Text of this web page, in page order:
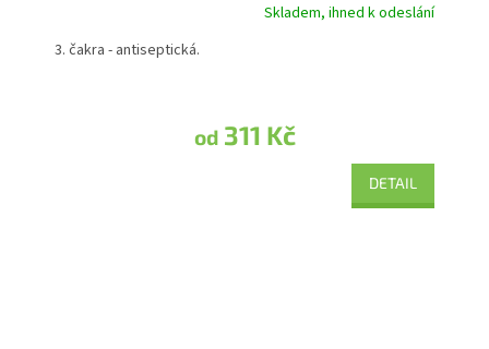
Průměrné hodnocení produktu je 5,0 z 5 hvězdiček.
Skladem, ihned k odeslání
od311 Kč
DETAIL
3. čakra - antiseptická.